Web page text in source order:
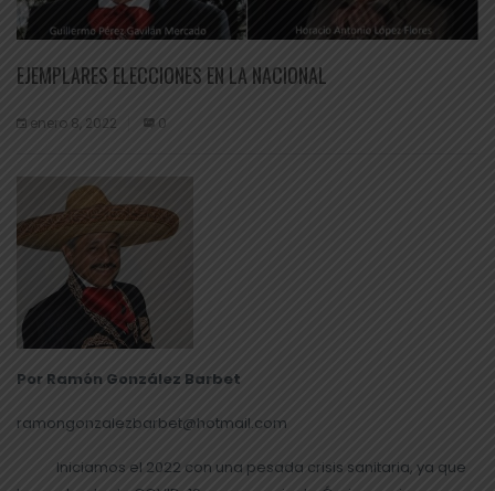
EJEMPLARES ELECCIONES EN LA NACIONAL
enero 8, 2022 0
Por Ramón González Barbet
ramongonzalezbarbet@hotmail.com
Iniciamos el 2022 con una pesada crisis sanitaria, ya que